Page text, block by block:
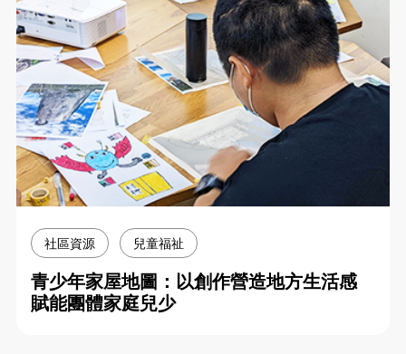
社區資源 兒童福祉
青少年家屋地圖：以創作營造地方生活感
賦能團體家庭兒少